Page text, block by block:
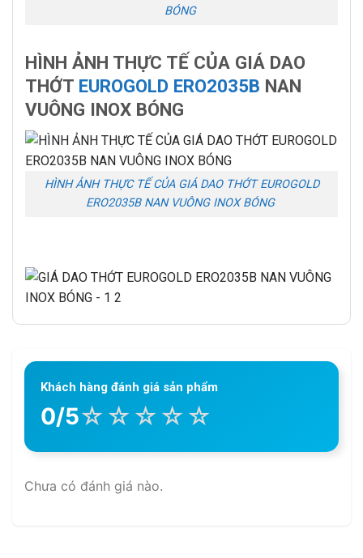
BÓNG
HÌNH ẢNH THỰC TẾ CỦA GIÁ DAO
THỚT EUROGOLD ERO2035B NAN
VUÔNG INOX BÓNG
HÌNH ẢNH THỰC TẾ CỦA GIÁ DAO THỚT EUROGOLD
ERO2035B NAN VUÔNG INOX BÓNG
Khách hàng đánh giá sản phẩm
0/5☆ ☆ ☆ ☆ ☆
Chưa có đánh giá nào.